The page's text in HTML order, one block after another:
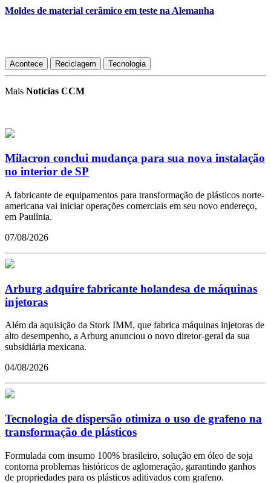
Moldes de material cerâmico em teste na Alemanha
Acontece Reciclagem Tecnologia
Mais Notícias CCM
Milacron conclui mudança para sua nova instalação
no interior de SP
A fabricante de equipamentos para transformação de plásticos norte-
americana vai iniciar operações comerciais em seu novo endereço,
em Paulínia.
07/08/2026
Arburg adquire fabricante holandesa de máquinas
injetoras
Além da aquisição da Stork IMM, que fabrica máquinas injetoras de
alto desempenho, a Arburg anunciou o novo diretor-geral da sua
subsidiária mexicana.
04/08/2026
Tecnologia de dispersão otimiza o uso de grafeno na
transformação de plásticos
Formulada com insumo 100% brasileiro, solução em óleo de soja
contorna problemas históricos de aglomeração, garantindo ganhos
de propriedades para os plásticos aditivados com grafeno.